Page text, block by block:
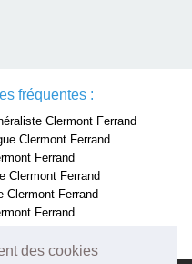
des cookies
fréquentes :
Clermont Ferrand
Clermont Ferrand
Ferrand
Clermont Ferrand
Clermont Ferrand
Ferrand